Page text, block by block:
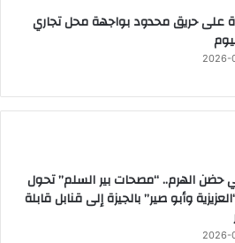
على حريق محدود بواجهة محل تجاري
2026-
الهرم.. “مصحات بير السلم” تحول
وأبو صير” بالجيزة إلى قنابل قابلة
2026-